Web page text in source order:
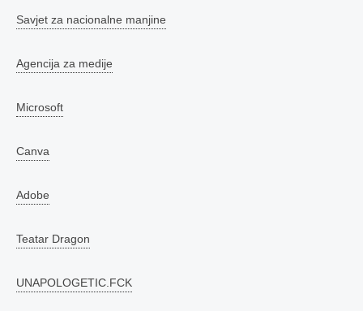
Savjet za nacionalne manjine
Agencija za medije
Microsoft
Canva
Adobe
Teatar Dragon
UNAPOLOGETIC.FCK